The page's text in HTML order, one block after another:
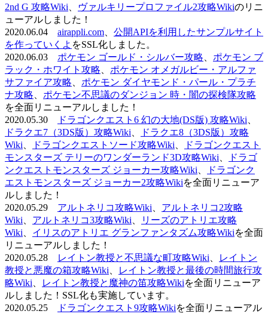
2nd G 攻略Wiki
ヴァルキリープロファイル2攻略Wikiのリニ
ューアルしました！
2020.06.04 airappli.com
公開APIを利用したサンプルサイト
を作っていくよ をSSL化しました。
2020.06.03 ポケモン ゴールド・シルバー攻略
ポケモン ブ
ラック・ホワイト攻略
ポケモン オメガルビー・アルファ
サファイア攻略
ポケモン ダイヤモンド・パール・プラチ
ナ攻略
ポケモン不思議のダンジョン 時・闇の探検隊攻略
を全面リニューアルしました！
2020.05.30
ドラゴンクエスト6 幻の大地(DS版) 攻略Wiki
ドラクエ7（3DS版）攻略Wiki
ドラクエ8（3DS版）攻略
Wiki
ドラゴンクエストソード攻略Wiki
ドラゴンクエスト
モンスターズ テリーのワンダーランド3D攻略Wiki
ドラゴ
ンクエストモンスターズ ジョーカー攻略Wiki
ドラゴンク
エストモンスターズ ジョーカー2攻略Wikiを全面リニューア
ルしました！
2020.05.29 アルトネリコ攻略Wiki
アルトネリコ2攻略
Wiki
アルトネリコ3攻略Wiki
リーズのアトリエ攻略
Wiki
イリスのアトリエ グランファンタズム攻略Wikiを全面
リニューアルしました！
2020.05.28
レイトン教授と不思議な町攻略Wiki
レイトン
教授と悪魔の箱攻略Wiki
レイトン教授と最後の時間旅行攻
略Wiki
レイトン教授と魔神の笛攻略Wikiを全面リニューア
ルしました！SSL化も実施しています。
2020.05.25
ドラゴンクエスト9攻略Wikiを全面リニューアル